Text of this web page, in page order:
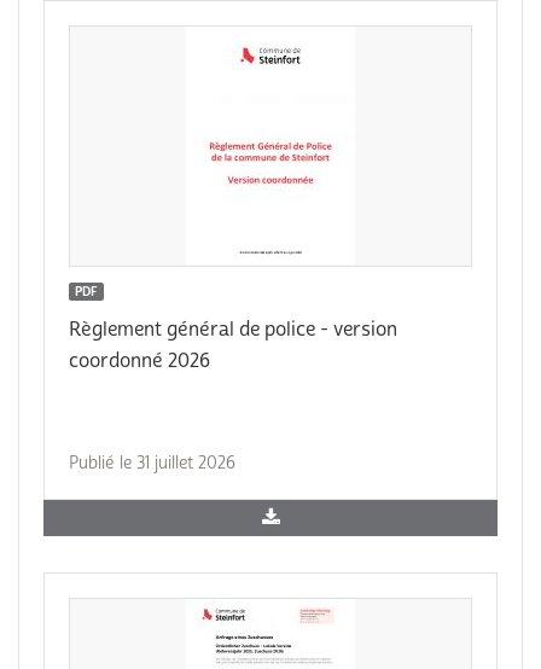
PDF
Règlement général de police - version
coordonné 2026
Publié le 31 juillet 2026